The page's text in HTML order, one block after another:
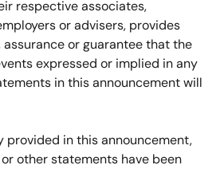
respective associates,
or advisers, provides
or guarantee that the
expressed or implied in any
in this announcement will
provided in this announcement,
other statements have been